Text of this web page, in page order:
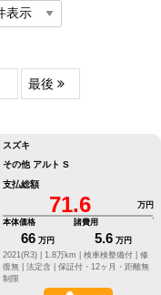
最後
スズキ
その他 アルト S
支払総額
71.6
万円
本体価格
66 万円
諸費用
5.6 万円
2021(R3) |
1.8万km | 検車検整備付 | 修
復無 | 法定含 | 保証付・12ヶ月・距離無
制限